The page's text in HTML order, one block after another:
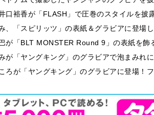
口裕香が「FLASH」で圧巻のスタイルを
、「スピリッツ」の表紙＆グラビアに登場
が「BLT MONSTER Round 9」の表紙を
が「ヤングキング」のグラビアで泡まみれ
ろが「ヤングキング」のグラビアに登場！